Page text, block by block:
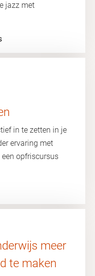
jazz met
in te zetten in je
ervaring met
opfriscursus
meer
te maken